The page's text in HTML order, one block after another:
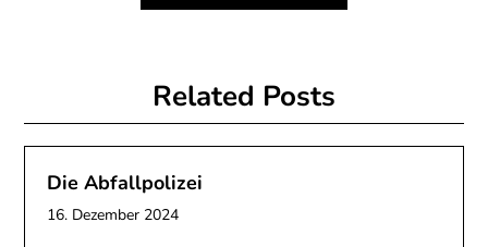
Related Posts
Die Abfallpolizei
16. Dezember 2024